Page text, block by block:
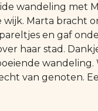
wandeling met
wijk. Marta bracht
en gaf
haar stad.
wandeling.
van genoten.